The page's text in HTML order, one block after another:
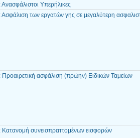
Υπερήλικες
των εργατών γης σε μεγαλύτερη
ασφάλιση (πρώην) Ειδικών Ταμείων
συνεισπραττομένων εισφορών